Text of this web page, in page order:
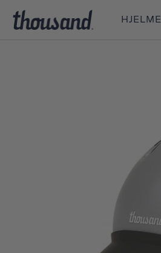
HJELME